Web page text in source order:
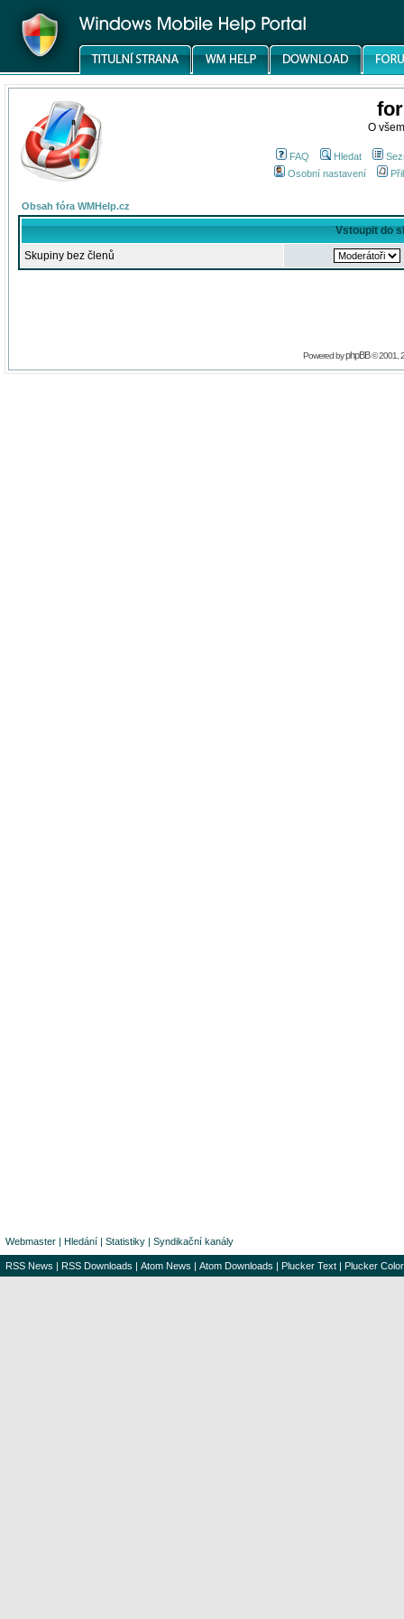
O
FAQ Hledat
Osobní nastavení
Obsah fóra WMHelp.cz
Vstoupit do
Skupiny bez členů
Powered byphpBB© 2001,
Webmaster | Hledání | Statistiky | Syndikační kanály
RSS News | RSS Downloads | Atom News | Atom Downloads | Plucker Text | Plucker Color